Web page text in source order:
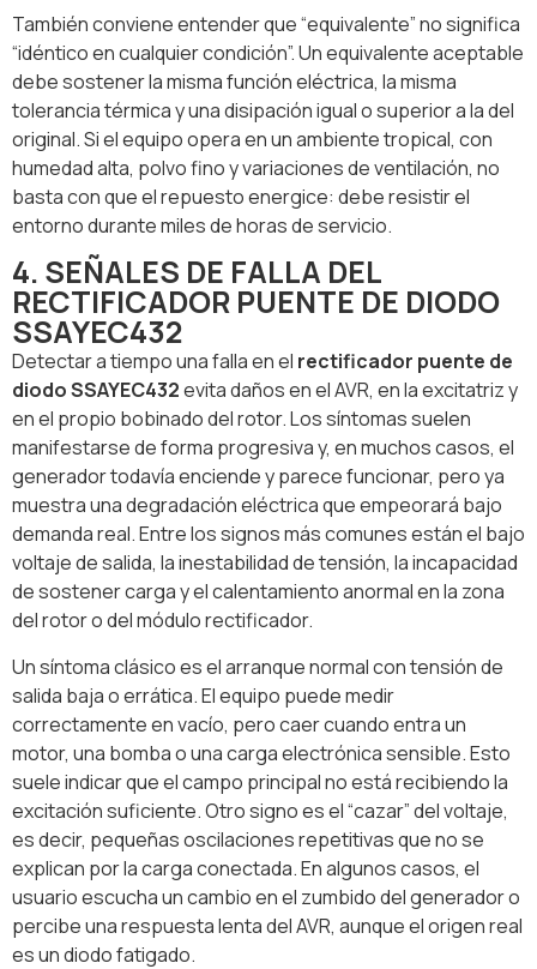
También conviene entender que “equivalente” no significa
“idéntico en cualquier condición”. Un equivalente aceptable
debe sostener la misma función eléctrica, la misma
tolerancia térmica y una disipación igual o superior a la del
original. Si el equipo opera en un ambiente tropical, con
humedad alta, polvo fino y variaciones de ventilación, no
basta con que el repuesto energice: debe resistir el
entorno durante miles de horas de servicio.
4. SEÑALES DE FALLA DEL
RECTIFICADOR PUENTE DE DIODO
SSAYEC432
Detectar a tiempo una falla en el rectificador puente de
diodo SSAYEC432evita daños en el AVR, en la excitatriz y
en el propio bobinado del rotor. Los síntomas suelen
manifestarse de forma progresiva y, en muchos casos, el
generador todavía enciende y parece funcionar, pero ya
muestra una degradación eléctrica que empeorará bajo
demanda real. Entre los signos más comunes están el bajo
voltaje de salida, la inestabilidad de tensión, la incapacidad
de sostener carga y el calentamiento anormal en la zona
del rotor o del módulo rectificador.
Un síntoma clásico es el arranque normal con tensión de
salida baja o errática. El equipo puede medir
correctamente en vacío, pero caer cuando entra un
motor, una bomba o una carga electrónica sensible. Esto
suele indicar que el campo principal no está recibiendo la
excitación suficiente. Otro signo es el “cazar” del voltaje,
es decir, pequeñas oscilaciones repetitivas que no se
explican por la carga conectada. En algunos casos, el
usuario escucha un cambio en el zumbido del generador o
percibe una respuesta lenta del AVR, aunque el origen real
es un diodo fatigado.